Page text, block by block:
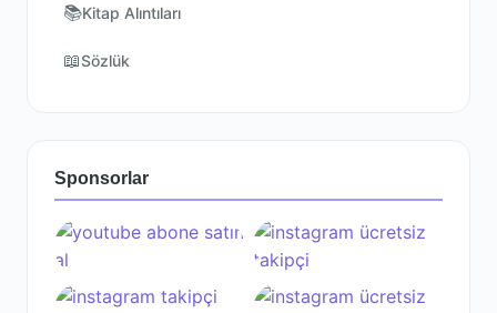
📚Kitap Alıntıları
📖Sözlük
Sponsorlar